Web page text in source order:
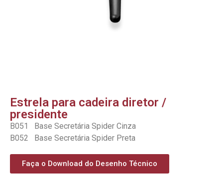
Estrela para cadeira diretor /
presidente
B051 Base Secretária Spider Cinza
B052 Base Secretária Spider Preta
Faça o Download do Desenho Técnico